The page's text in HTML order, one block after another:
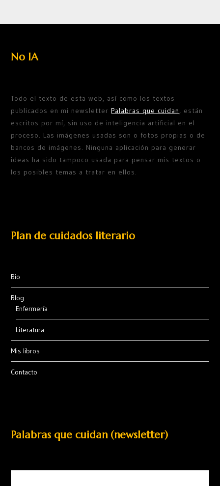
No IA
Todo el texto de esta web, así como los textos
publicados en mi newsletterPalabras que cuidan, están
escritos por mí, sin uso de inteligencia artificial en el
proceso. Las imágenes usadas son o fotos propias o de
bancos de imágenes. Ninguna aplicación para generar
ideas ha sido tampoco usada para pensar mis textos o
los posibles temas a tratar en ellos.
Plan de cuidados literario
Bio
Blog
Enfermería
Literatura
Mis libros
Contacto
Palabras que cuidan (newsletter)